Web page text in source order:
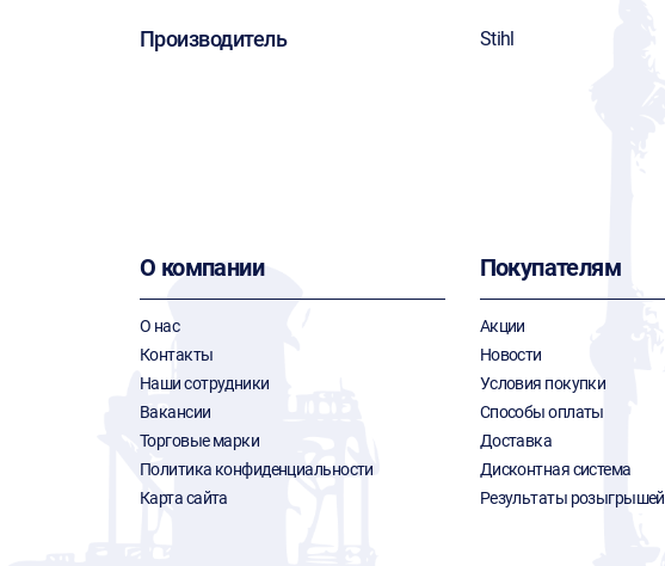
Производитель Stihl
О компании
О нас
Контакты
Наши сотрудники
Вакансии
Торговые марки
Политика конфиденциальности
Карта сайта
Покупателям
Акции
Новости
Условия покупки
Способы оплаты
Доставка
Дисконтная система
Результаты розыгрышей